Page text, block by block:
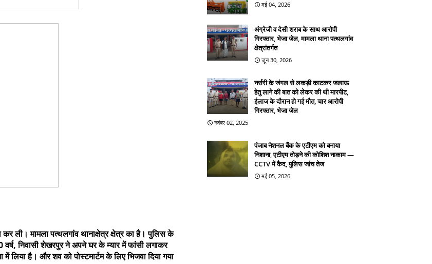
ली। मामला पत्थलगांव थानाक्षेत्र क्षेत्र का है। पुलिस के
वर्ष, निवासी शेखरपुर ने अपने घर के म्यार में फांसी लगाकर
है। और शव को पोस्टमार्टम के लिए भिजवा दिया गया
मई 04, 2026
अंग्रेजी व देसी शराब के साथ आरोपी
गिरफ्तार, भेजा जेल, मामला थाना पत्थलगांव
क्षेत्रांतर्गत
जून 30, 2026
नर्सरी के जंगल से लकड़ी काटकर जलाऊ
हेतु लाने की बात को लेकर की थी मारपीट,
ईलाज के दौरान हो गई मौत, चार आरोपी
गिरफ्तार, भेजा जेल
नवंबर 02, 2025
पंजाब नेशनल बैंक के एटीएम को बनाया
निशाना, एटीएम तोड़ने की कोशिश नाकाम —
CCTV में कैद, पुलिस जांच तेज
मई 05, 2026